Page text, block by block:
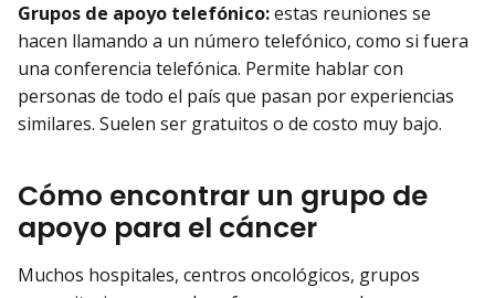
Grupos de apoyo telefónico:estas reuniones se
hacen llamando a un número telefónico, como si fuera
una conferencia telefónica. Permite hablar con
personas de todo el país que pasan por experiencias
similares. Suelen ser gratuitos o de costo muy bajo.
Cómo encontrar un grupo de
apoyo para el cáncer
Muchos hospitales, centros oncológicos, grupos